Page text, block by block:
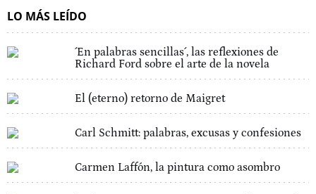
LO MÁS LEÍDO
´En palabras sencillas´, las reflexiones de
Richard Ford sobre el arte de la novela
El (eterno) retorno de Maigret
Carl Schmitt: palabras, excusas y confesiones
Carmen Laffón, la pintura como asombro